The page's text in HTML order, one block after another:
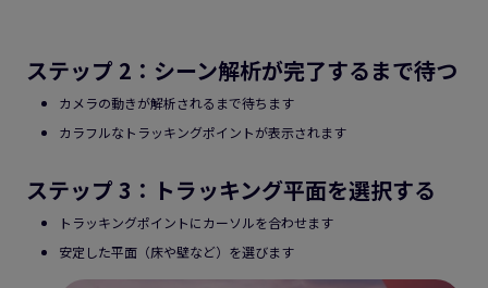
ステップ 2：シーン解析が完了するまで待つ
カメラの動きが解析されるまで待ちます
カラフルなトラッキングポイントが表示されます
ステップ 3：トラッキング平面を選択する
トラッキングポイントにカーソルを合わせます
安定した平面（床や壁など）を選びます